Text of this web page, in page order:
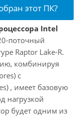
этот ПК?
Intel
поточный
Raptor Lake-R.
комбинируя
с
, имеет базовую
нагрузкой
будет одним из